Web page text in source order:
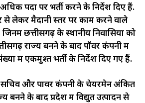
पदों पर भर्ती करने के निर्देश दिए हैं.
से लेकर मैदानी स्तर पर काम करने वाले
छत्तीसगढ़ के स्थानीय निवासियों को
राज्य बनने के बाद पॉवर कंपनी में
में एकमुश्त भर्ती के निर्देश दिए गए हैं.
सचिव और पावर कंपनी के चेयरमेन अंकित
बनने के बाद प्रदेश में विद्युत उत्पादन से